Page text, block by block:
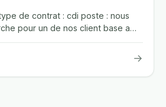
de contrat : cdi poste : nous
pour un de nos client base a
→